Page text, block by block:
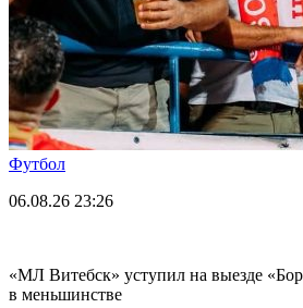
Футбол
06.08.26 23:26
«МЛ Витебск» уступил на выезде
в меньшинстве